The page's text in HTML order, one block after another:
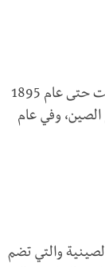
لم تسقط كوريا تحت الاحتلال الأوروبي، وبدلا عن ذلك وقعت تحت سيطرة قوى آسيوية، وبقيت حتى عام 1895
الصين، وفي عام
والتي تضم